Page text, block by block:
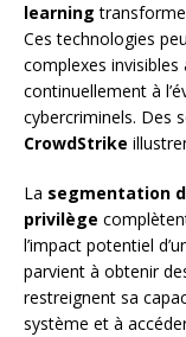
learning
Ces technologies
complexes invisibles
continuellement à
cybercriminels. Des
CrowdStrike
La segmentation
privilège
l’impact potentiel
parvient à obtenir
restreignent sa
système et à